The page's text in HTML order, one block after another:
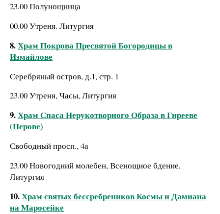
23.00 Полунощница
00.00 Утреня. Литургия
8.Храм Покрова Пресвятой Богородицы в
Измайлове
Серебряный остров, д.1, стр. 1
23.00 Утреня, Часы, Литургия
9.Храм Спаса Нерукотворного Образа в Гирееве
(Перове)
Свободный просп., 4а
23.00 Новогодний молебен, Всенощное бдение,
Литургия
10.Храм святых бессребреников Космы и Дамиана
на Маросейке